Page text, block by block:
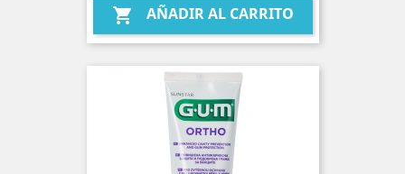
 AÑADIR AL CARRITO